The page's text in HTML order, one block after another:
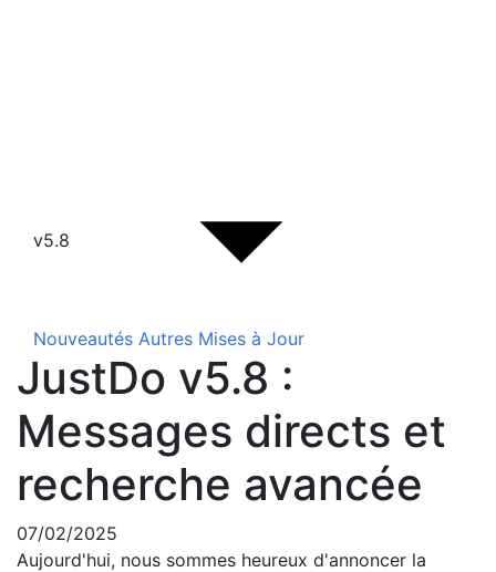
v5.8
Nouveautés Autres Mises à Jour
JustDo v5.8 :
Messages directs et
recherche avancée
07/02/2025
Aujourd'hui, nous sommes heureux d'annoncer la